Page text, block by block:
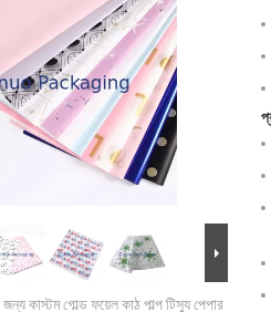
কাস্টম গোল্ড ফয়েল কাঠ পাল্প টিস্যু পেপার